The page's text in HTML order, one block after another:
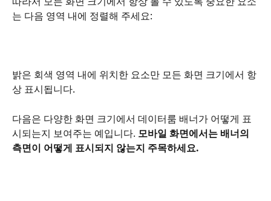
는 다음 영역 내에 정렬해 주세요:
밝은 회색 영역 내에 위치한 요소만 모든 화면 크기에서 항
상 표시됩니다.
다음은 다양한 화면 크기에서 데이터룸 배너가 어떻게 표
시되는지 보여주는 예입니다. 모바일 화면에서는 배너의
측면이 어떻게 표시되지 않는지 주목하세요.